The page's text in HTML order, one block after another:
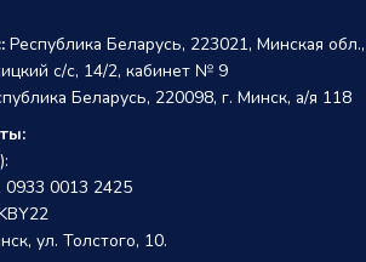
Республика Беларусь, 223021, Минская обл.,
с/с, 14/2, кабинет № 9
Беларусь, 220098, г. Минск, а/я 118
0933 0013 2425
ул. Толстого, 10.